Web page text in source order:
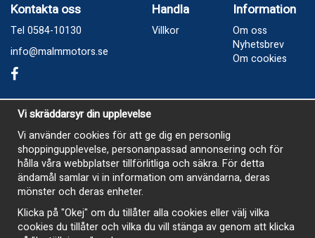
Kontakta oss
Tel 0584-10130
info@malmmotors.se
Handla
Villkor
Information
Om oss
Nyhetsbrev
Om cookies
Besök oss
Industrivägen 8, Laxå
Öppetider
Måndag - Tisdag 13-17
Onsdag Stängt
Torsdag 13-17
Vi skräddarsyr din upplevelse
Vi använder cookies för att ge dig en personlig
shoppingupplevelse, personanpassad annonsering och för
hålla våra webbplatser tillförlitliga och säkra. För detta
ändamål samlar vi in information om användarna, deras
mönster och deras enheter.
Klicka på "Okej" om du tillåter alla cookies eller välj vilka
cookies du tillåter och vilka du vill stänga av genom att klicka